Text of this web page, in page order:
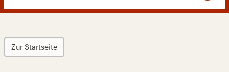
Zur Startseite